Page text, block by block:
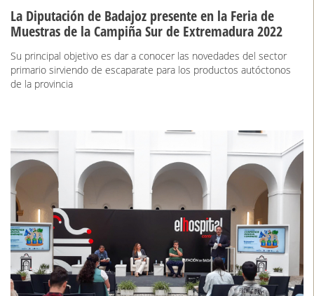
La Diputación de Badajoz presente en la Feria de
Muestras de la Campiña Sur de Extremadura 2022
Su principal objetivo es dar a conocer las novedades del sector
primario sirviendo de escaparate para los productos autóctonos
de la provincia